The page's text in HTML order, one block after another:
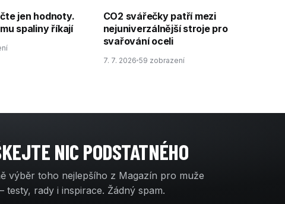
jen hodnoty.
spaliny říkají
CO2 svářečky patří mezi
nejuniverzálnější stroje pro
svařování oceli
7. 7. 2026 59 zobrazení
NIC PODSTATNÉHO
výběr toho nejlepšího z Magazín pro muže
testy, rady i inspirace. Žádný spam.